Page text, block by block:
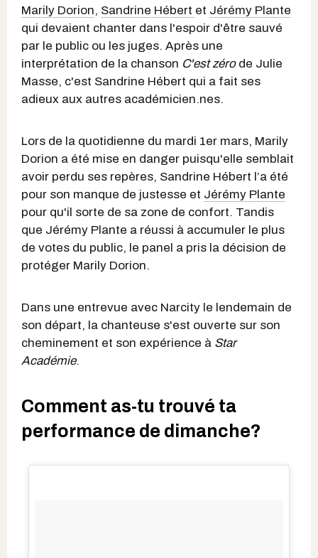
Marily Dorion, Sandrine Hébert et Jérémy Plante
qui devaient chanter dans l'espoir d'être sauvé
par le public ou les juges. Après une
interprétation de la chanson C'est zérode Julie
Masse, c'est Sandrine Hébert qui a fait ses
adieux aux autres académicien.nes.
Lors de la quotidienne du mardi 1er mars, Marily
Dorion a été mise en danger puisqu'elle semblait
avoir perdu ses repères, Sandrine Hébert l’a été
pour son manque de justesse et Jérémy Plante
pour qu'il sorte de sa zone de confort. Tandis
que Jérémy Plante a réussi à accumuler le plus
de votes du public, le panel a pris la décision de
protéger Marily Dorion.
Dans une entrevue avec Narcity le lendemain de
son départ, la chanteuse s'est ouverte sur son
cheminement et son expérience à Star
Académie.
Comment as-tu trouvé ta
performance de dimanche?